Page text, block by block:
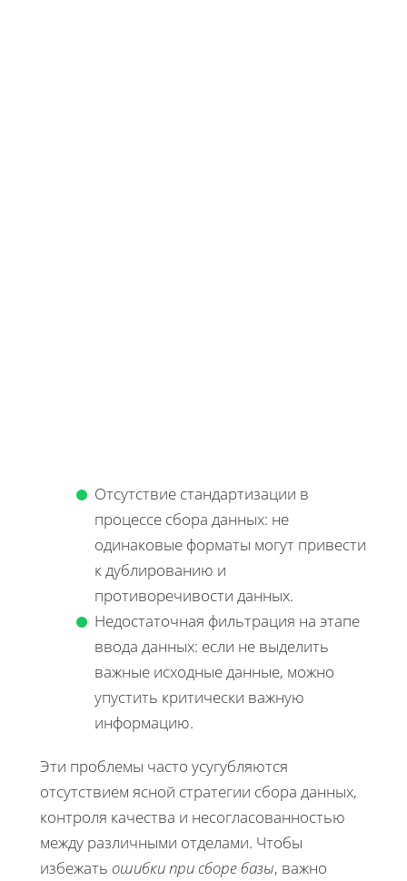
Отсутствие стандартизации в
процессе сбора данных: не
одинаковые форматы могут привести
к дублированию и
противоречивости данных.
Недостаточная фильтрация на этапе
ввода данных: если не выделить
важные исходные данные, можно
упустить критически важную
информацию.
Эти проблемы часто усугубляются
отсутствием ясной стратегии сбора данных,
контроля качества и несогласованностью
между различными отделами. Чтобы
избежать ошибки при сборе базы, важно